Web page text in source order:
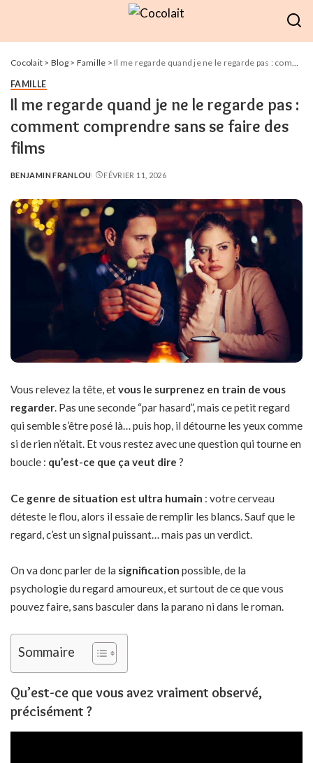
Cocolait > Blog> Famille > Il me regarde quand je ne le regarde pas : comment comprendre sans se faire des films
FAMILLE
Il me regarde quand je ne le regarde pas :
comment comprendre sans se faire des
films
POSTED
BENJAMIN FRANLOU FÉVRIER 11, 2026
Vous relevez la tête, etvous le surprenez en train de vous
regarder. Pas une seconde “par hasard”, mais ce petit regard
qui semble s’être posé là… puis hop, il détourne les yeux comme
si de rien n’était. Et vous restez avec une question qui tourne en
boucle : qu’est-ce que ça veut dire ?
Ce genre de situation est ultra humain : votre cerveau
déteste le flou, alors il essaie de remplir les blancs. Sauf que le
regard, c’est un signal puissant… mais pas un verdict.
On va donc parler de la signification possible, de la
psychologie du regard amoureux, et surtout de ce que vous
pouvez faire, sans basculer dans la parano ni dans le roman.
Sommaire
Qu’est-ce que vous avez vraiment observé,
précisément ?